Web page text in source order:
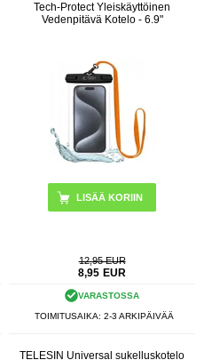
Tech-Protect Yleiskäyttöinen
Vedenpitävä Kotelo - 6.9"
LISÄÄ KORIIN
12,95 EUR
8,95 EUR
VARASTOSSA
TOIMITUSAIKA: 2-3 ARKIPÄIVÄÄ
TELESIN Universal sukelluskotelo